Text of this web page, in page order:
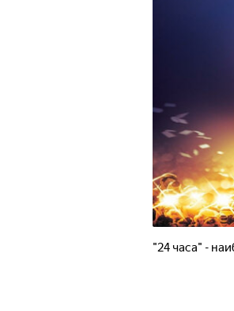
"24 часа" -